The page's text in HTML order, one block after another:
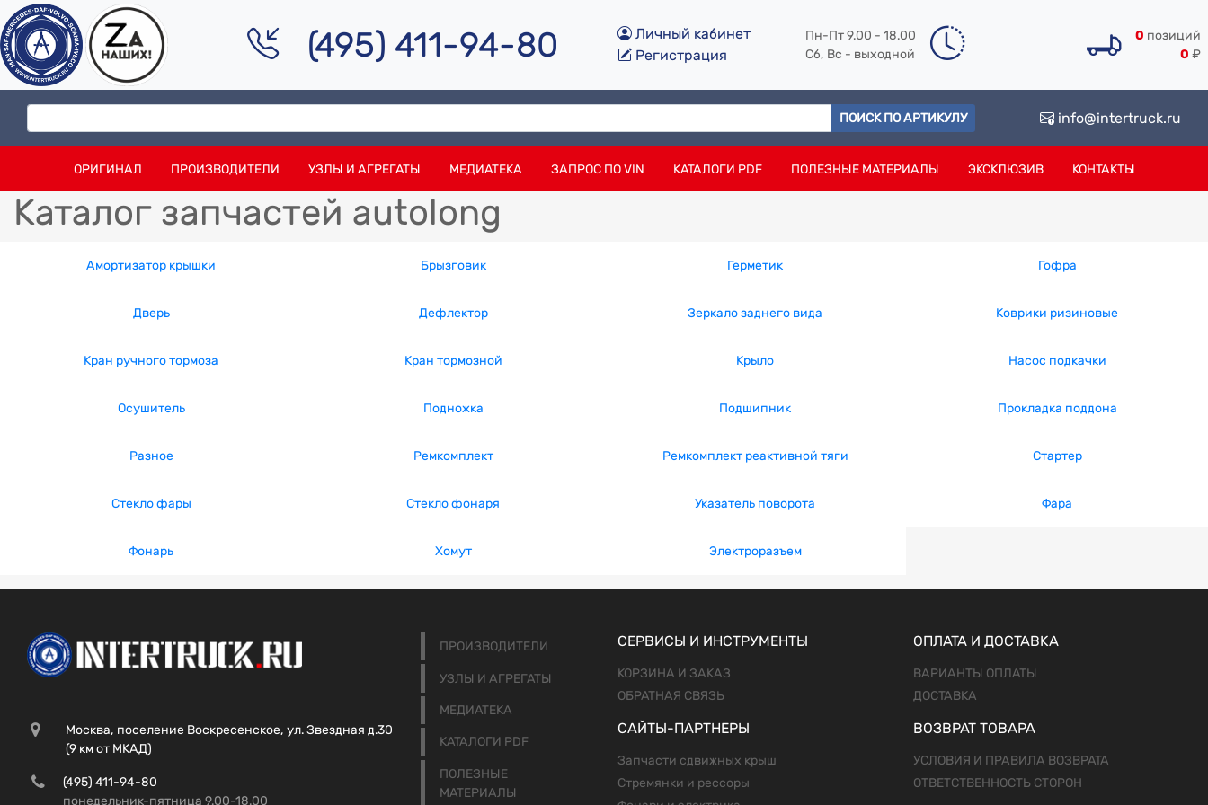
(495) 411-94-80
Личный кабинет
Регистрация
Пн-Пт 9.00 - 18.00
Сб, Вс - выходной
0 позиций
0 ₽
ПОИСК ПО АРТИКУЛУ info@intertruck.ru
ОРИГИНАЛ ПРОИЗВОДИТЕЛИ УЗЛЫ И АГРЕГАТЫ МЕДИАТЕКА ЗАПРОС ПО VIN КАТАЛОГИ PDF ПОЛЕЗНЫЕ МАТЕРИАЛЫ ЭКСКЛЮЗИВ КОНТАКТЫ
Каталог запчастей autolong
Амортизатор крышки Брызговик Герметик Гофра
Дверь Дефлектор Зеркало заднего вида Коврики ризиновые
Кран ручного тормоза Кран тормозной Крыло Насос подкачки
Осушитель Подножка Подшипник Прокладка поддона
Разное Ремкомплект Ремкомплект реактивной тяги Стартер
Стекло фары Стекло фонаря Указатель поворота Фара
Фонарь Хомут Электроразъем
Москва, поселение Воскресенское, ул. Звездная д.30
(9 км от МКАД)
(495) 411-94-80
понедельник-пятница 9.00-18.00
ПРОИЗВОДИТЕЛИ
УЗЛЫ И АГРЕГАТЫ
МЕДИАТЕКА
КАТАЛОГИ PDF
ПОЛЕЗНЫЕ
МАТЕРИАЛЫ
СЕРВИСЫ И ИНСТРУМЕНТЫ
КОРЗИНА И ЗАКАЗ
ОБРАТНАЯ СВЯЗЬ
САЙТЫ-ПАРТНЕРЫ
Запчасти сдвижных крыш
Стремянки и рессоры
ОПЛАТА И ДОСТАВКА
ВАРИАНТЫ ОПЛАТЫ
ДОСТАВКА
ВОЗВРАТ ТОВАРА
УСЛОВИЯ И ПРАВИЛА ВОЗВРАТА
ОТВЕТСТВЕННОСТЬ СТОРОН